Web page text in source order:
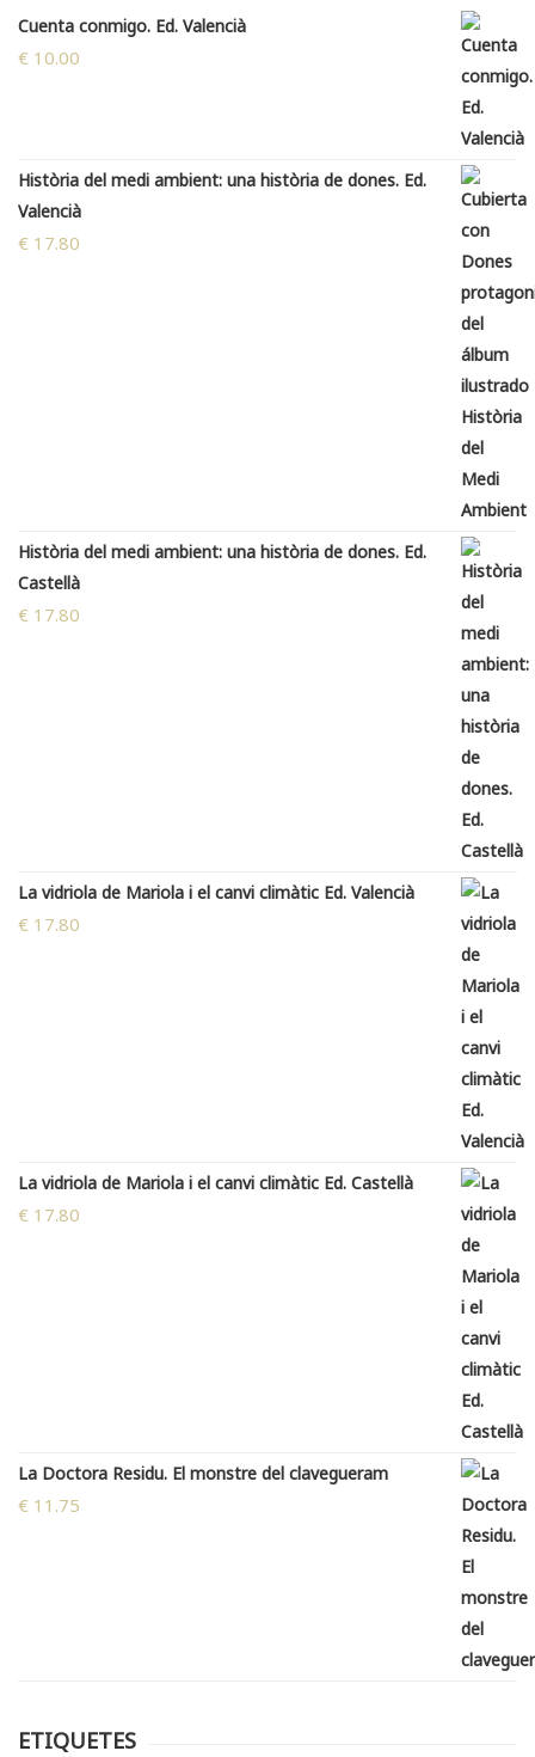
Cuenta conmigo. Ed. Valencià
€ 10.00
Història del medi ambient: una història de dones. Ed.
Valencià
€ 17.80
Història del medi ambient: una història de dones. Ed.
Castellà
€ 17.80
La vidriola de Mariola i el canvi climàtic Ed. Valencià
€ 17.80
La vidriola de Mariola i el canvi climàtic Ed. Castellà
€ 17.80
La Doctora Residu. El monstre del clavegueram
€ 11.75
ETIQUETES